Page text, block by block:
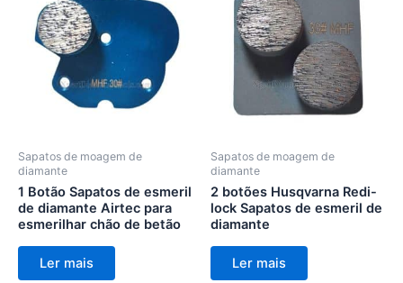
Sapatos de moagem de
diamante
1 Botão Sapatos de esmeril
de diamante Airtec para
esmerilhar chão de betão
Ler mais
Sapatos de moagem de
diamante
2 botões Husqvarna Redi-
lock Sapatos de esmeril de
diamante
Ler mais